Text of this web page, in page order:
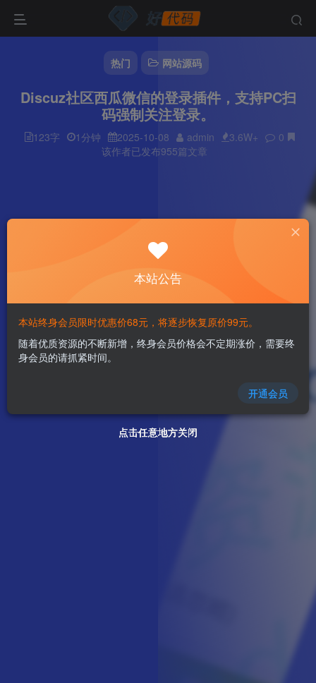
热门 网站源码
Discuz社区西瓜微信的登录插件，支持PC扫
码强制关注登录。
123字 1分钟 2025-10-08 admin 3.6W+
0
该作者已发布955篇文章
点击任意地方关闭
点击任意地方关闭
点击任意地方关闭
点击任意地方关闭
本站公告
本站终身会员限时优惠价68元，将逐步恢复原价99元。
随着优质资源的不断新增，终身会员价格会不定期涨价，需要终
身会员的请抓紧时间。
开通会员